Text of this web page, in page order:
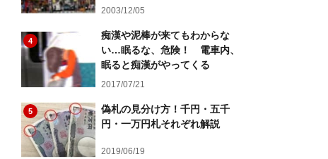
2003/12/05
4
痴漢や泥棒が来てもわからな
い…眠るな、危険！ 電車内、
眠ると痴漢がやってくる
2017/07/21
5
偽札の見分け方！千円・五千
円・一万円札それぞれ解説
2019/06/19